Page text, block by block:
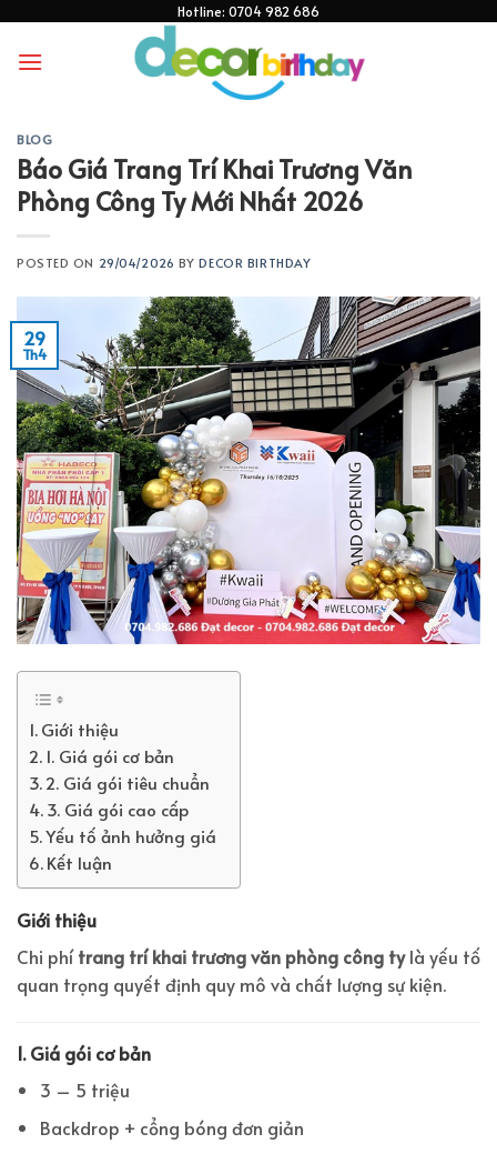
content
Hotline: 0704 982 686
BLOG
Báo Giá Trang Trí Khai Trương Văn
Phòng Công Ty Mới Nhất 2026
POSTED ON 29/04/2026 BYDECOR BIRTHDAY
29
Th4
Giới thiệu
1. Giá gói cơ bản
2. Giá gói tiêu chuẩn
3. Giá gói cao cấp
Yếu tố ảnh hưởng giá
Kết luận
Giới thiệu
Chi phítrang trí khai trương văn phòng công tylà yếu tố
quan trọng quyết định quy mô và chất lượng sự kiện.
1. Giá gói cơ bản
3 – 5 triệu
Backdrop + cổng bóng đơn giản